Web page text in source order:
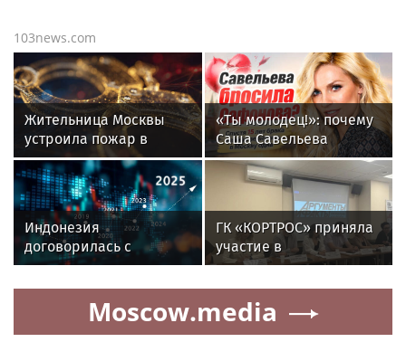
103news.com
Жительница Москвы
устроила пожар в
квартире после отказа
суда
«Ты молодец!»: почему
Саша Савельева
вернулась в Москву без
Кирилла Сафонова
после 15 лет брака
Индонезия
договорилась с
Россией о поставке 150
млн баррелей нефти
ГК «КОРТРОС» приняла
участие в
пресс‑конференции о
развитии строительной
отрасли в Челябинске
Moscow.media